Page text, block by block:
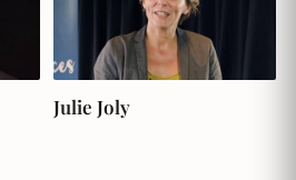
Julie Joly